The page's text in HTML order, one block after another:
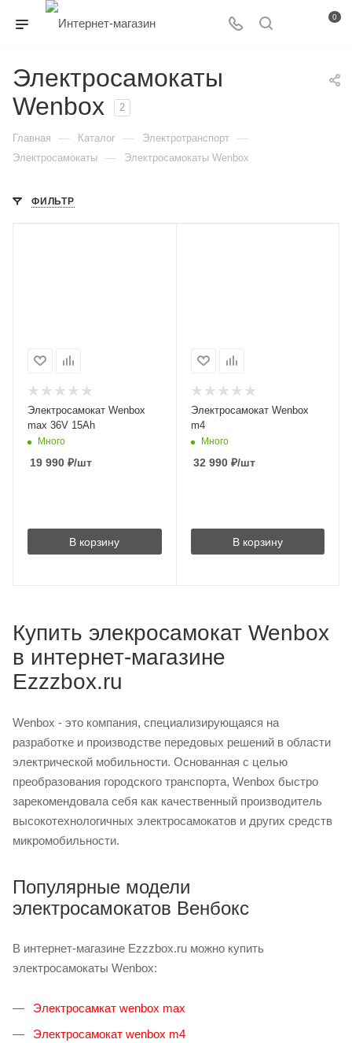
0
Электросамокаты
Wenbox
2
Главная — Каталог — Электротранспорт —
Электросамокаты — Электросамокаты Wenbox
ФИЛЬТР
Электросамокат Wenbox
max 36V 15Ah
Много
19 990 ₽/шт
В корзину
Электросамокат Wenbox
m4
Много
32 990₽/шт
В корзину
Купить элекросамокат Wenbox
в интернет-магазине
Ezzzbox.ru
Wenbox - это компания, специализирующаяся на
разработке и производстве передовых решений в области
электрической мобильности. Основанная с целью
преобразования городского транспорта, Wenbox быстро
зарекомендовала себя как качественный производитель
высокотехнологичных электросамокатов и других средств
микромобильности.
Популярные модели
электросамокатов Венбокс
В интернет-магазине Ezzzbox.ru можно купить
электросамокаты Wenbox:
Электросамкат wenbox max
Электросамокат wenbox m4